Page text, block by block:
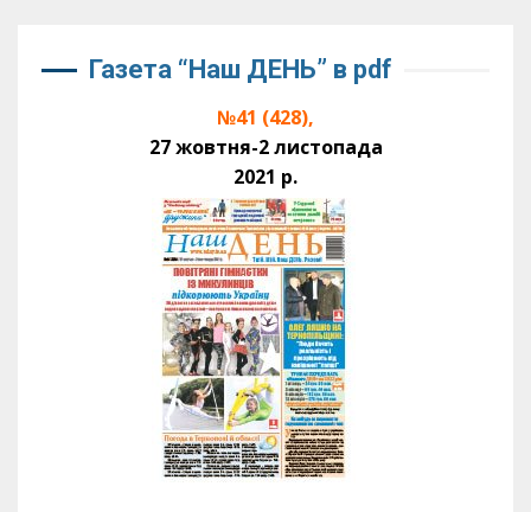
Газета “Наш ДЕНЬ” в pdf
№41 (428),
27 жовтня-2 листопада
2021 р.